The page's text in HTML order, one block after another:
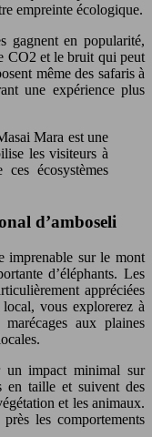
empreinte écologique.
gagnent en popularité,
CO2 et le bruit qui peut
même des safaris à
une expérience plus
Mara est une
les visiteurs à
écosystèmes
d’amboseli
imprenable sur le mont
d’éléphants. Les
appréciées
vous explorerez à
aux plaines
un impact minimal sur
en taille et suivent des
et les animaux.
les comportements